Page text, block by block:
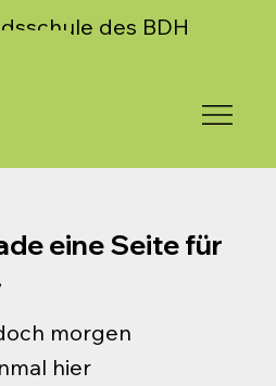
des BDH
eine Seite für
morgen
hier